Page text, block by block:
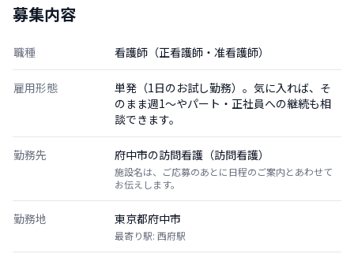
募集内容
職種 看護師（正看護師・准看護師）
雇用形態
単発（1日のお試し勤務）。気に入れば、そ
のまま週1〜やパート・正社員への継続も相
談できます。
勤務先 府中市の訪問看護（訪問看護）
施設名は、ご応募のあとに日程のご案内とあわせて
お伝えします。
勤務地 東京都府中市
最寄り駅: 西府駅